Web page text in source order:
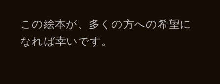
この絵本が、多くの方への希望に
なれば幸いです。